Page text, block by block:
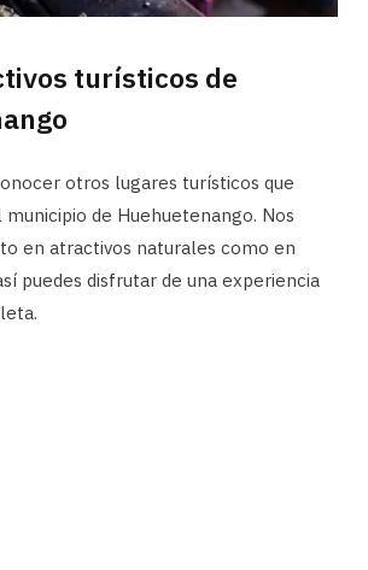
turísticos de
otros lugares turísticos que
de Huehuetenango. Nos
en atractivos naturales como en
puedes disfrutar de una experiencia